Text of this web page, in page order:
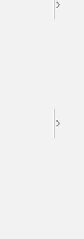
mit
bereits
Hersteller unter